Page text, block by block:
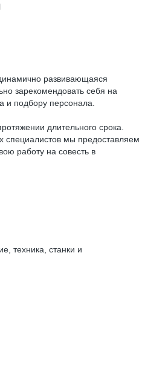
развивающаяся
зарекомендовать себя на
и подбору персонала.
длительного срока.
специалистов мы предоставляем
работу на совесть в
техника, станки и